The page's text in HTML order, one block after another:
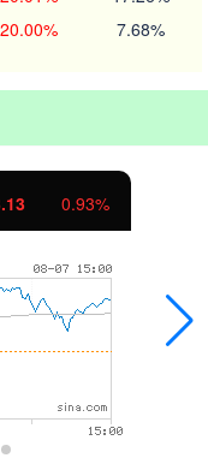
20.00% 7.68%
0.93%